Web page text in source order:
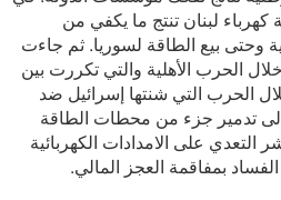
لبنان تنتج ما يكفي من
وحتى بيع الطاقة لسوريا. ثم جاءت
الحرب الأهلية والتي تكررت بين
وأخيرا خلال الحرب التي شنتها إسرائيل ضد
2006، لتؤدي إلى تدمير جزء من محطات الطاقة
التعدي على الامدادات الكهربائية
بمفاقمة العجز المالي.